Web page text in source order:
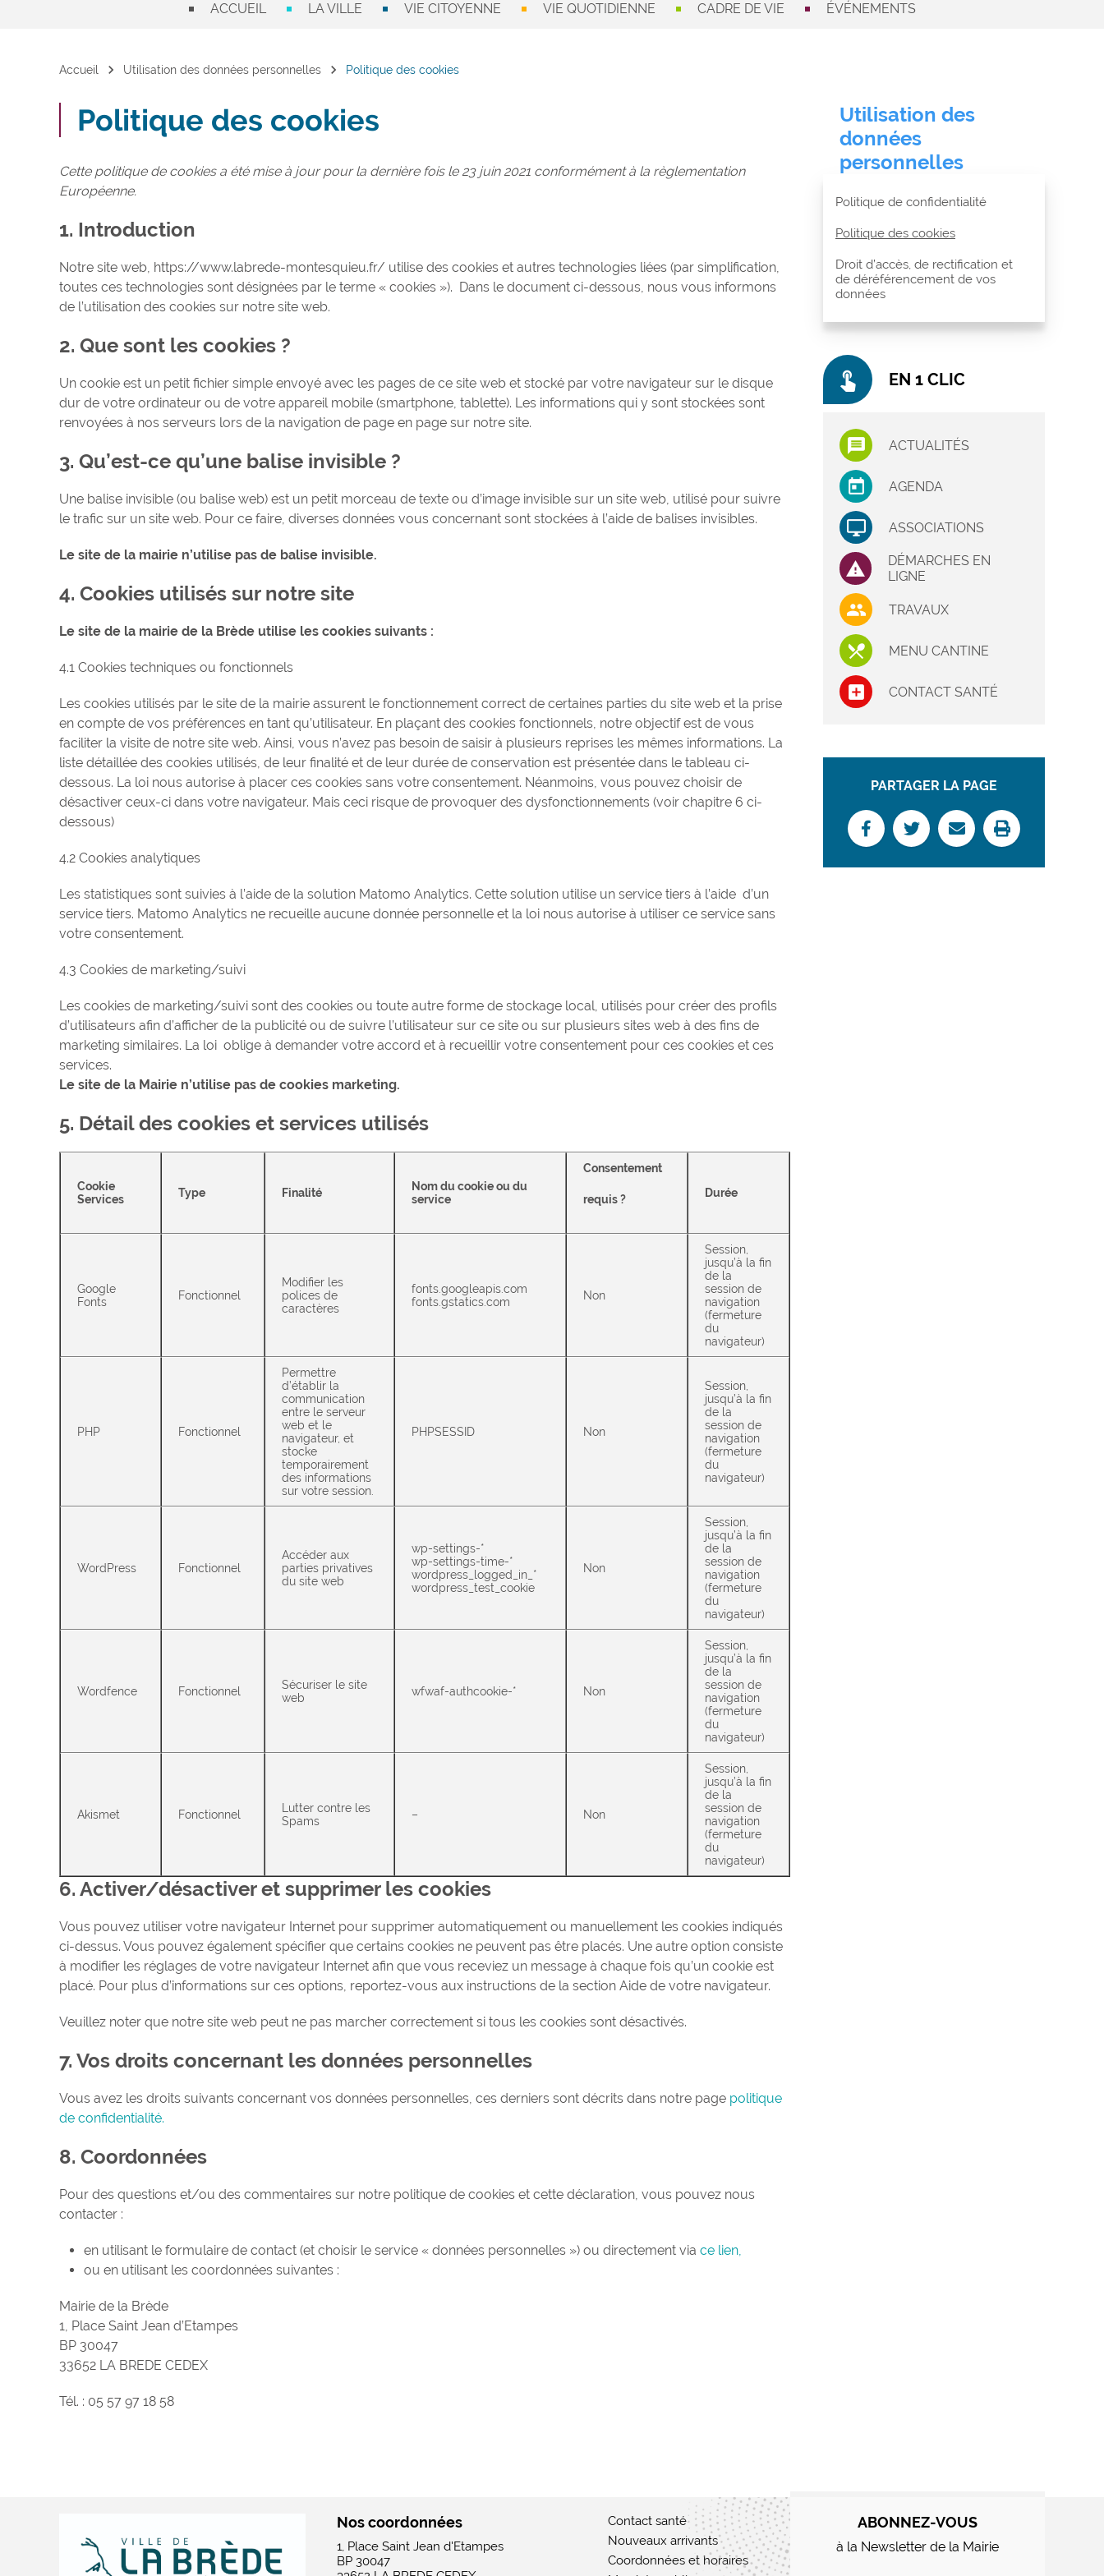
ACCUEIL LA VILLE VIE CITOYENNE VIE QUOTIDIENNE CADRE DE VIE ÉVÉNEMENTS
Accueil chevron_right Utilisation des données personnelles chevron_right Politique des cookies
Politique des cookies
Cette politique de cookies a été mise à jour pour la dernière fois le 23 juin 2021 conformément à la règlementation
Européenne.
1. Introduction
Notre site web, https://www.labrede-montesquieu.fr/ utilise des cookies et autres technologies liées (par simplification,
toutes ces technologies sont désignées par le terme « cookies »). Dans le document ci-dessous, nous vous informons
de l’utilisation des cookies sur notre site web.
2. Que sont les cookies ?
Un cookie est un petit fichier simple envoyé avec les pages de ce site web et stocké par votre navigateur sur le disque
dur de votre ordinateur ou de votre appareil mobile (smartphone, tablette). Les informations qui y sont stockées sont
renvoyées à nos serveurs lors de la navigation de page en page sur notre site.
3. Qu’est-ce qu’une balise invisible ?
Une balise invisible (ou balise web) est un petit morceau de texte ou d’image invisible sur un site web, utilisé pour suivre
le trafic sur un site web. Pour ce faire, diverses données vous concernant sont stockées à l’aide de balises invisibles.
Le site de la mairie n’utilise pas de balise invisible.
4. Cookies utilisés sur notre site
Le site de la mairie de la Brède utilise les cookies suivants :
4.1 Cookies techniques ou fonctionnels
Les cookies utilisés par le site de la mairie assurent le fonctionnement correct de certaines parties du site web et la prise
en compte de vos préférences en tant qu’utilisateur. En plaçant des cookies fonctionnels, notre objectif est de vous
faciliter la visite de notre site web. Ainsi, vous n’avez pas besoin de saisir à plusieurs reprises les mêmes informations. La
liste détaillée des cookies utilisés, de leur finalité et de leur durée de conservation est présentée dans le tableau ci-
dessous. La loi nous autorise à placer ces cookies sans votre consentement. Néanmoins, vous pouvez choisir de
désactiver ceux-ci dans votre navigateur. Mais ceci risque de provoquer des dysfonctionnements (voir chapitre 6 ci-
dessous)
4.2 Cookies analytiques
Les statistiques sont suivies à l’aide de la solution Matomo Analytics. Cette solution utilise un service tiers à l’aide d’un
service tiers. Matomo Analytics ne recueille aucune donnée personnelle et la loi nous autorise à utiliser ce service sans
votre consentement.
4.3 Cookies de marketing/suivi
Les cookies de marketing/suivi sont des cookies ou toute autre forme de stockage local, utilisés pour créer des profils
d’utilisateurs afin d’afficher de la publicité ou de suivre l’utilisateur sur ce site ou sur plusieurs sites web à des fins de
marketing similaires. La loi oblige à demander votre accord et à recueillir votre consentement pour ces cookies et ces
services.
Le site de la Mairie n’utilise pas de cookies marketing.
5. Détail des cookies et services utilisés
Cookie
Services
Type Finalité
Nom du cookie ou du
service
Consentement
requis ? Durée
Google
Fonts
Fonctionnel
Modifier les
polices de
caractères
fonts.googleapis.com
fonts.gstatics.com
Non
Session,
jusqu’à la fin
de la
session de
navigation
(fermeture
du
navigateur)
PHP Fonctionnel
Permettre
d’établir la
communication
entre le serveur
web et le
navigateur, et
stocke
temporairement
des informations
sur votre session.
PHPSESSID Non
Session,
jusqu’à la fin
de la
session de
navigation
(fermeture
du
navigateur)
WordPress Fonctionnel
Accéder aux
parties privatives
du site web
wp-settings-*
wp-settings-time-*
wordpress_logged_in_*
wordpress_test_cookie
Non
Session,
jusqu’à la fin
de la
session de
navigation
(fermeture
du
navigateur)
Wordfence Fonctionnel
Sécuriser le site
web
wfwaf-authcookie-* Non
Session,
jusqu’à la fin
de la
session de
navigation
(fermeture
du
navigateur)
Akismet Fonctionnel
Lutter contre les
Spams
– Non
Session,
jusqu’à la fin
de la
session de
navigation
(fermeture
du
navigateur)
6. Activer/désactiver et supprimer les cookies
Vous pouvez utiliser votre navigateur Internet pour supprimer automatiquement ou manuellement les cookies indiqués
ci-dessus. Vous pouvez également spécifier que certains cookies ne peuvent pas être placés. Une autre option consiste
à modifier les réglages de votre navigateur Internet afin que vous receviez un message à chaque fois qu’un cookie est
placé. Pour plus d’informations sur ces options, reportez-vous aux instructions de la section Aide de votre navigateur.
Veuillez noter que notre site web peut ne pas marcher correctement si tous les cookies sont désactivés.
7. Vos droits concernant les données personnelles
Vous avez les droits suivants concernant vos données personnelles, ces derniers sont décrits dans notre page politique
de confidentialité.
8. Coordonnées
Pour des questions et/ou des commentaires sur notre politique de cookies et cette déclaration, vous pouvez nous
contacter :
en utilisant le formulaire de contact (et choisir le service « données personnelles ») ou directement via ce lien,
ou en utilisant les coordonnées suivantes :
Mairie de la Brède
1, Place Saint Jean d’Etampes
BP 30047
33652 LA BREDE CEDEX
Tél. : 05 57 97 18 58
Utilisation des
données
personnelles
Politique de confidentialité
Politique des cookies
Droit d’accès, de rectification et
de déréférencement de vos
données
touch_app EN 1 CLIC
ACTUALITÉS
AGENDA
ASSOCIATIONS
DÉMARCHES EN
LIGNE
TRAVAUX
MENU CANTINE
CONTACT SANTÉ
PARTAGER LA PAGE
Nos coordonnées
1, Place Saint Jean d'Etampes
BP 30047
Contact santé
Nouveaux arrivants
Coordonnées et horaires
ABONNEZ-VOUS
à la Newsletter de la Mairie